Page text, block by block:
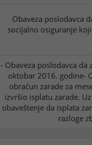
Obaveza poslodavca
socijalno osiguranje
- Obaveza poslodavca da
oktobar 2016. godine-
obračun zarade za
izvršio isplatu zarade.
obaveštenje da isplata
razloge